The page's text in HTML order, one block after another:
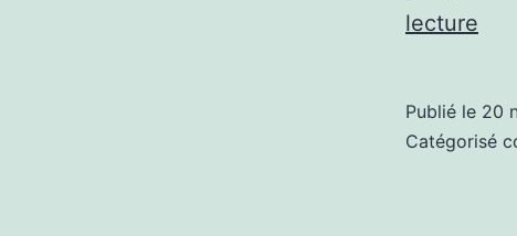
lecture
est
Publié le 20
Catégorisé